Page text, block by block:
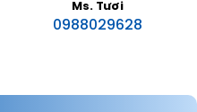
Ms. Tươi
0988029628